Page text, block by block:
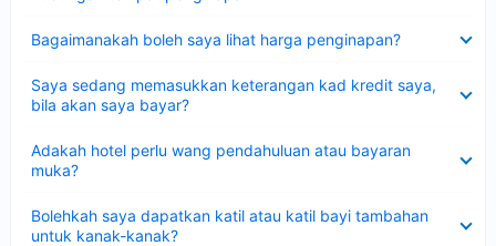
Bagaimanakah boleh saya lihat harga penginapan?
Saya sedang memasukkan keterangan kad kredit saya,
bila akan saya bayar?
Adakah hotel perlu wang pendahuluan atau bayaran
muka?
Bolehkah saya dapatkan katil atau katil bayi tambahan
untuk kanak-kanak?